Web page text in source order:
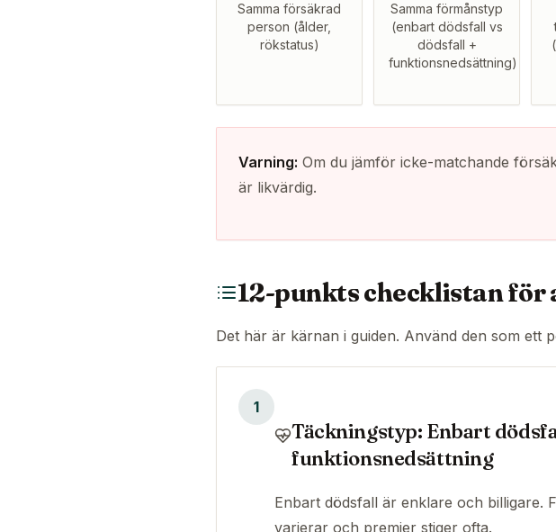
Samma försäkrad
person (ålder,
rökstatus)
Samma förmånstyp
(enbart dödsfall vs
dödsfall +
funktionsnedsättning)
Varning: Om du jämför icke-matchande
är likvärdig.
12-punkts checklistan
Det här är kärnan i guiden. Använd den som ett
1
Täckningstyp: Enbart
funktionsnedsättning
Enbart dödsfall är enklare och billigare.
varierar och premier stiger ofta.